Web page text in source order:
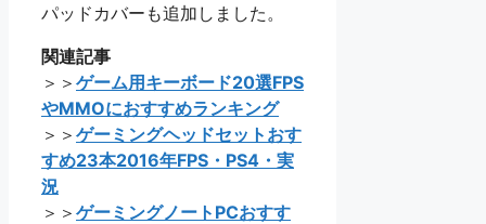
パッドカバーも追加しました。
関連記事
＞＞ ゲーム用キーボード20選FPS
やMMOにおすすめランキング
＞＞ ゲーミングヘッドセットおす
すめ23本2016年FPS・PS4・実
況
＞＞ ゲーミングノートPCおすす